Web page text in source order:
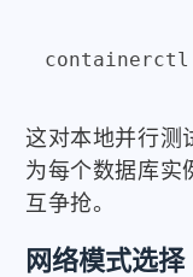
这对本地并行
为每个数据库实
互争抢。
网络模式选择